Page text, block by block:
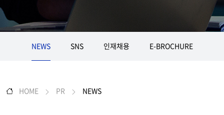
NEWS SNS 인재채용 E-BROCHURE
HOME PR NEWS